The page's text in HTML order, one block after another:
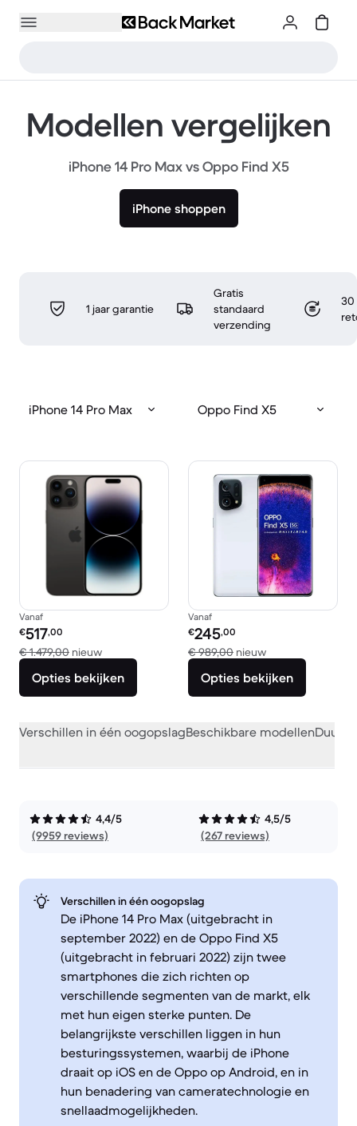
Modellen vergelijken
iPhone 14 Pro Max vs Oppo Find X5
iPhone shoppen
1 jaar garantie
Gratis
standaard
verzending
30
iPhone 14 Pro Max Oppo Find X5
Vanaf
Refurbished prijs:
€517,00
€ 1.479,00 nieuwVergeleken met € 1.479,00 nieuw
Opties bekijken
Vanaf
Refurbished prijs:
€245,00
€ 989,00 nieuwVergeleken met
Opties bekijken
Verschillen in één oogopslagBeschikbare modellen
4,4/5
(9959 reviews)
4,5/5
(267 reviews)
Verschillen in één oogopslag
De iPhone 14 Pro Max (uitgebracht in
september 2022) en de Oppo Find X5
(uitgebracht in februari 2022) zijn twee
smartphones die zich richten op
verschillende segmenten van de markt, elk
met hun eigen sterke punten. De
belangrijkste verschillen liggen in hun
besturingssystemen, waarbij de iPhone
draait op iOS en de Oppo op Android, en in
hun benadering van cameratechnologie en
snellaadmogelijkheden.